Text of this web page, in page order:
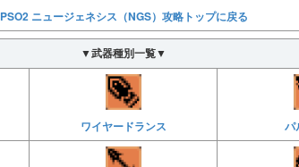
PSO2 ニュージェネシス（NGS）攻略トップに戻る
▼武器種別一覧▼
ワイヤードランス パ